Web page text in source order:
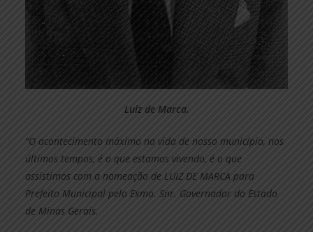
Luiz de Marca.
“O acontecimento máximo na vida de nosso município, nos
últimos tempos, é o que estamos vivendo, é o que
assistimos com a nomeação de LUIZ DE MARCA para
Prefeito Municipal pelo Exmo. Snr. Governador do Estado
de Minas Gerais.